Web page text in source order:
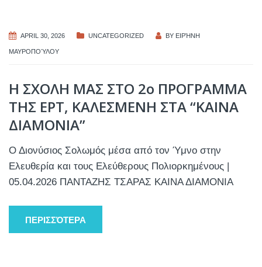
APRIL 30, 2026 UNCATEGORIZED BY ΕΙΡΉΝΗ
ΜΑΥΡΟΠΟΎΛΟΥ
Η ΣΧΟΛΗ ΜΑΣ ΣΤΟ 2ο ΠΡΟΓΡΑΜΜΑ
ΤΗΣ ΕΡΤ, ΚΑΛΕΣΜΕΝΗ ΣΤΑ “ΚΑΙΝΑ
ΔΙΑΜΟΝΙΑ”
Ο Διονύσιος Σολωμός μέσα από τον Ύμνο στην
Ελευθερία και τους Ελεύθερους Πολιορκημένους |
05.04.2026 ΠΑΝΤΑΖΗΣ ΤΣΑΡΑΣ ΚΑΙΝΑ ΔΙΑΜΟΝΙΑ
ΠΕΡΙΣΣΌΤΕΡΑ